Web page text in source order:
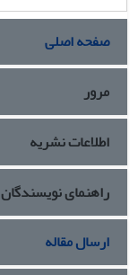
صفحه اصلی
مرور
اطلاعات نشریه
راهنمای نویسندگان
ارسال مقاله